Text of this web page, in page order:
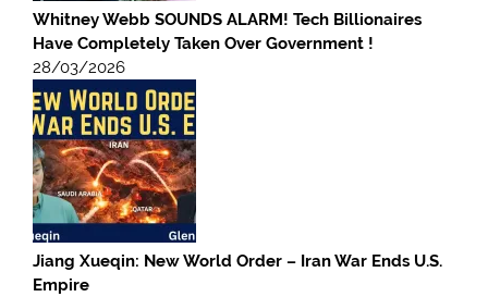
Whitney Webb SOUNDS ALARM! Tech Billionaires
Have Completely Taken Over Government !
28/03/2026
Jiang Xueqin: New World Order – Iran War Ends U.S.
Empire